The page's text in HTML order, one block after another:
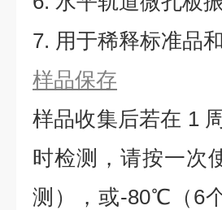
7. 用于稀释标准品
样品保存
样品收集后若在 1
时检测，请按一次
测），或-80℃（6